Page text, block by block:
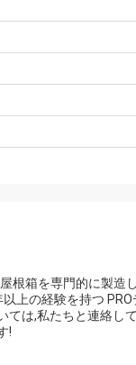
根箱を専門的に製
上の経験を持つ
ては,私たちと連絡
!